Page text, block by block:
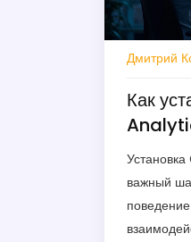
Дмитрий
Как
важный